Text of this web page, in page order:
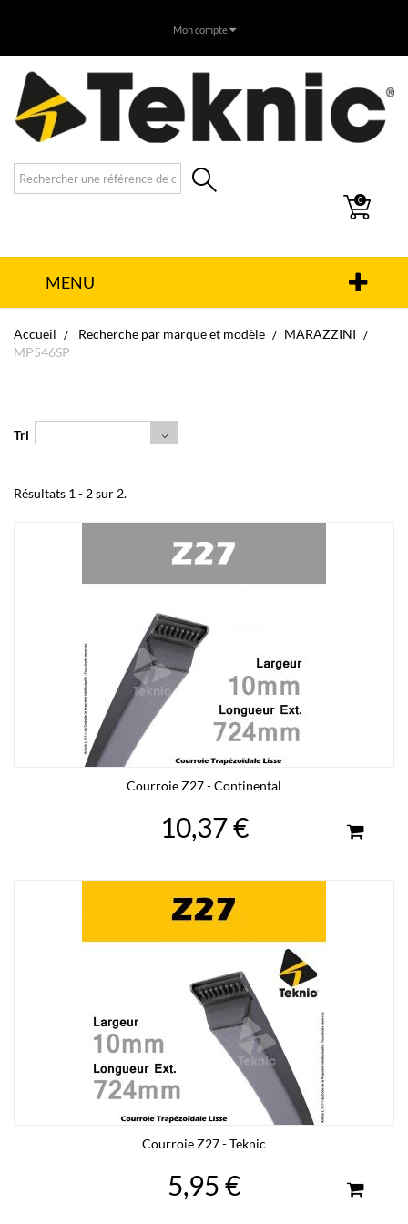
Mon compte
0
MENU
Accueil Recherche par marque et modèle
MARAZZINI
MP546SP
Tri --
Résultats 1 - 2 sur 2.
Courroie Z27 - Continental
10,37 €
Courroie Z27 - Teknic
5,95 €